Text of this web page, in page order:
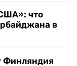
что
в
Финляндия